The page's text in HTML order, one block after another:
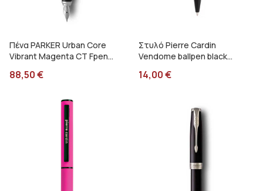
Πένα PARKER Urban Core
Vibrant Magenta CT Fpen
88,50€
Στυλό Pierre Cardin
Vendome ballpen black
14,00€